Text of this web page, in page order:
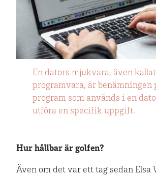
En dators mjukvara, även kallat
programvara, är benämningen
program som används i en
utföra en specifik uppgift.
Hur hållbar är golfen?
Även om det var ett tag sedan Elsa